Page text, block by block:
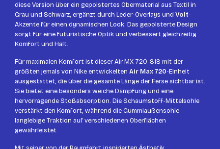
diese Version über ein gepolstertes Obermaterial aus Textil in
Grau und Schwarz, ergänzt durch Leder-Overlays und Volt-
Akzente für einen dynamischen Look. Das gepolsterte Design
sorgt für eine futuristische Optik und verbessert gleichzeitig
Komfort und Halt.
Für maximalen Komfort ist dieser Air MX 720-818 mit der
größten jemals von Nike entwickelten Air Max 720-Einheit
ausgestattet, die über die gesamte Länge der Ferse sichtbar ist.
Sie bietet eine besonders weiche Dämpfung und eine
hervorragende Stoßabsorption. Die Schaumstoff-Mittelsohle
verstärkt den Komfort, während die Gummiaußensohle
langlebige Traktion auf verschiedenen Oberflächen
gewährleistet.